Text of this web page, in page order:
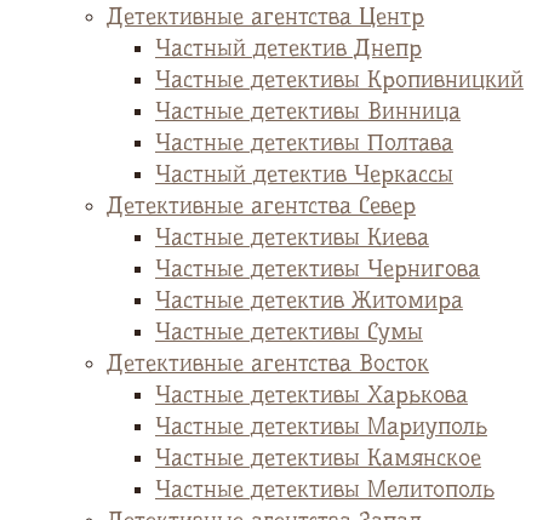
Детективные агентства Центр
Частный детектив Днепр
Частные детективы Кропивницкий
Частные детективы Винница
Частные детективы Полтава
Частный детектив Черкассы
Детективные агентства Север
Частные детективы Киева
Частные детективы Чернигова
Частные детектив Житомира
Частные детективы Сумы
Детективные агентства Восток
Частные детективы Харькова
Частные детективы Мариуполь
Частные детективы Камянское
Частные детективы Мелитополь